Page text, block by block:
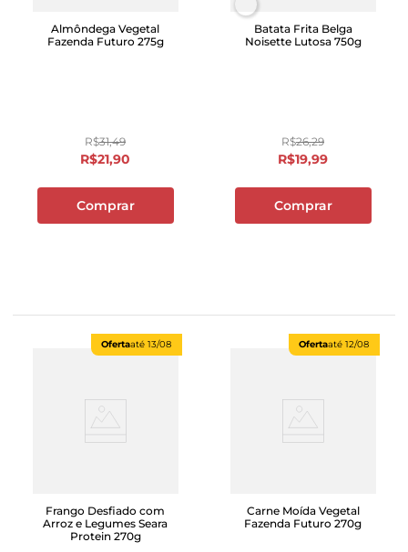
Almôndega Vegetal
Fazenda Futuro 275g
R$31,49
R$21,90
Comprar
Batata Frita Belga
Noisette Lutosa 750g
R$26,29
R$19,99
Comprar
Ofertaaté 13/08
Frango Desfiado com
Arroz e Legumes Seara
Protein 270g
Ofertaaté 12/08
Carne Moída Vegetal
Fazenda Futuro 270g